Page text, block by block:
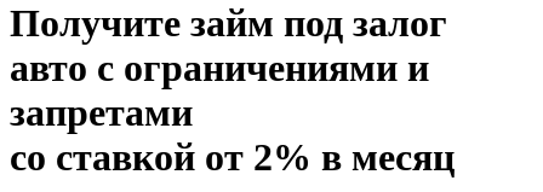
Получите займ под залог
авто с ограничениями и
запретами
со ставкой от 2% в месяц